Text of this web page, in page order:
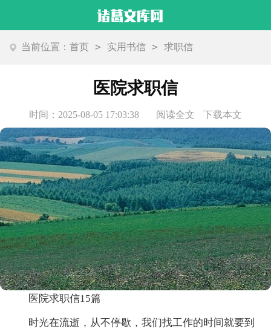
当前位置：首页 > 实用书信 > 求职信
医院求职信
时间：2025-08-05 17:03:38 阅读全文 下载本文
医院求职信15篇
时光在流逝，从不停歇，我们找工作的时间就要到